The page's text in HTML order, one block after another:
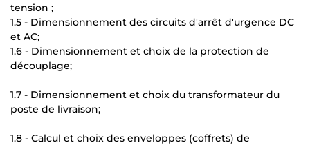
tension ;
1.5 - Dimensionnement des circuits d'arrêt d'urgence DC
et AC;
1.6 - Dimensionnement et choix de la protection de
découplage;
1.7 - Dimensionnement et choix du transformateur du
poste de livraison;
1.8 - Calcul et choix des enveloppes (coffrets) de